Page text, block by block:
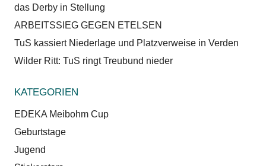
das Derby in Stellung
ARBEITSSIEG GEGEN ETELSEN
TuS kassiert Niederlage und Platzverweise in Verden
Wilder Ritt: TuS ringt Treubund nieder
KATEGORIEN
EDEKA Meibohm Cup
Geburtstage
Jugend